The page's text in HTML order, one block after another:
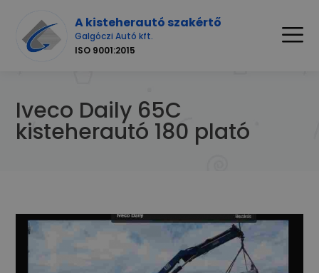
A kisteherautó szakértő
Galgóczi Autó kft.
ISO 9001:2015
Iveco Daily 65C
kisteherautó 180 plató